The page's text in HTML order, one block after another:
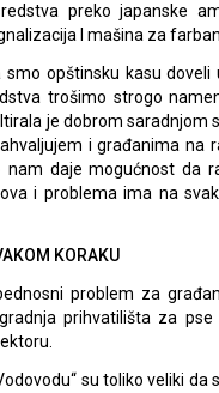
preko japanske
I mašina za
opštinsku kasu
trošimo strogo
je dobrom saradnjom
i građanima na
nam daje mogućnost da
i problema ima na
KORAKU
problem za
prihvatilišta za
su toliko veliki